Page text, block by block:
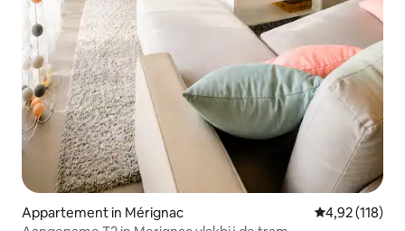
Appartement in Mérignac Gemiddelde
4,92 (118)